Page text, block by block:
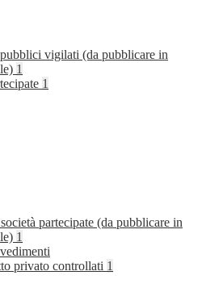
vigilati (da pubblicare in
1
1
partecipate (da pubblicare in
1
privato controllati 1